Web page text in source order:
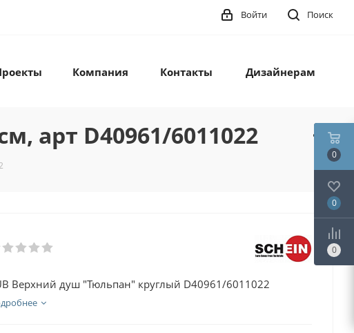
Поиск
Войти
Компания Контакты Дизайнерам
арт D40961/6011022
Верхний душ "Тюльпан" круглый D40961/6011022
0
0
0